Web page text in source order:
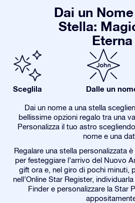
Dai un
Stella:
Eterna
Sceglila Dalle un
Dai un nome a una stella
bellissime opzioni regalo tra una
Personalizza il tuo astro
nome e una
Regalare una stella personalizzata
per festeggiare l’arrivo del Nuovo
gift ora e, nel giro di pochi minuti,
nell’Online Star Register,
Finder e personalizzare la Star